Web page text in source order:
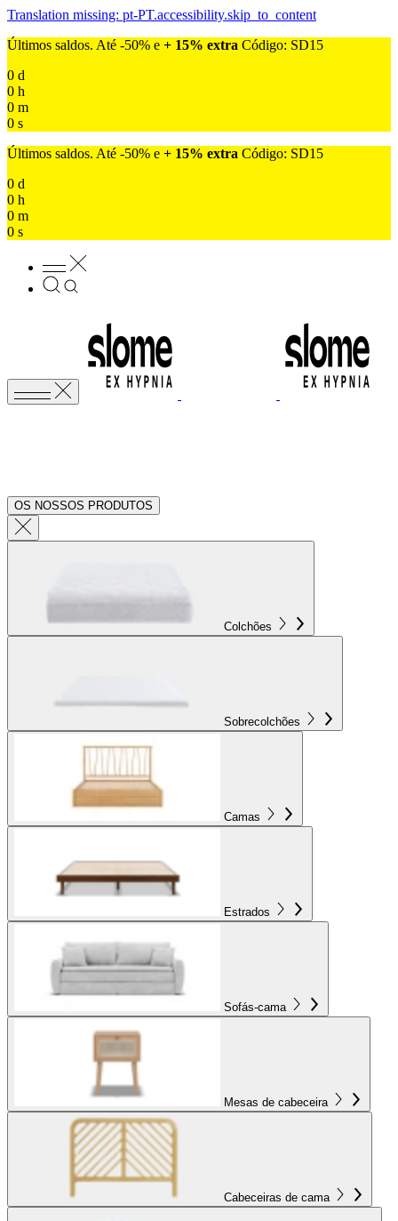
Translation missing: pt-PT.accessibility.skip_to_content
Últimos saldos. Até -50% e + 15% extra Código: SD15
0 d
0 h
0 m
0 s
Últimos saldos. Até -50% e + 15% extra Código: SD15
0 d
0 h
0 m
0 s
OS NOSSOS PRODUTOS
Colchões
Sobrecolchões
Camas
Estrados
Sofás-cama
Mesas de cabeceira
Cabeceiras de cama